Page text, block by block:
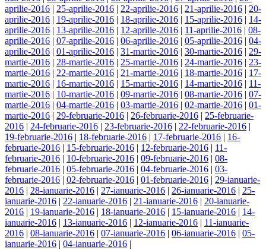
aprilie-2016 | 25-aprilie-2016 | 22-aprilie-2016 | 21-aprilie-2016 | 20-
aprilie-2016 | 19-aprilie-2016 | 18-aprilie-2016 | 15-aprilie-2016 | 14-
aprilie-2016 | 13-aprilie-2016 | 12-aprilie-2016 | 11-aprilie-2016 | 08-
aprilie-2016 | 07-aprilie-2016 | 06-aprilie-2016 | 05-aprilie-2016 | 04-
aprilie-2016 | 01-aprilie-2016 | 31-martie-2016 | 30-martie-2016 | 29-
martie-2016 | 28-martie-2016 | 25-martie-2016 | 24-martie-2016 | 23-
martie-2016 | 22-martie-2016 | 21-martie-2016 | 18-martie-2016 | 17-
martie-2016 | 16-martie-2016 | 15-martie-2016 | 14-martie-2016 | 11-
martie-2016 | 10-martie-2016 | 09-martie-2016 | 08-martie-2016 | 07-
martie-2016 | 04-martie-2016 | 03-martie-2016 | 02-martie-2016 | 01-
martie-2016 | 29-februarie-2016 | 26-februarie-2016 | 25-februarie-
2016 | 24-februarie-2016 | 23-februarie-2016 | 22-februarie-2016 |
19-februarie-2016 | 18-februarie-2016 | 17-februarie-2016 | 16-
februarie-2016 | 15-februarie-2016 | 12-februarie-2016 | 11-
februarie-2016 | 10-februarie-2016 | 09-februarie-2016 | 08-
februarie-2016 | 05-februarie-2016 | 04-februarie-2016 | 03-
februarie-2016 | 02-februarie-2016 | 01-februarie-2016 | 29-ianuarie-
2016 | 28-ianuarie-2016 | 27-ianuarie-2016 | 26-ianuarie-2016 | 25-
ianuarie-2016 | 22-ianuarie-2016 | 21-ianuarie-2016 | 20-ianuarie-
2016 | 19-ianuarie-2016 | 18-ianuarie-2016 | 15-ianuarie-2016 | 14-
ianuarie-2016 | 13-ianuarie-2016 | 12-ianuarie-2016 | 11-ianuarie-
2016 | 08-ianuarie-2016 | 07-ianuarie-2016 | 06-ianuarie-2016 | 05-
ianuarie-2016 | 04-ianuarie-2016 |